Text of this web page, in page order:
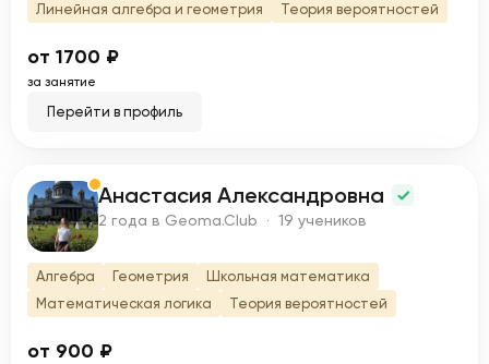
Линейная алгебра и геометрия
Теория вероятностей
от 1700 ₽
за занятие
Перейти в профиль
А Анастасия Александровна
2 года в Geoma.Club · 19 учеников
Алгебра Геометрия
Школьная математика
Математическая логика
Теория вероятностей
от 900 ₽